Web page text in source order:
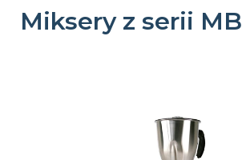
Miksery z serii MB